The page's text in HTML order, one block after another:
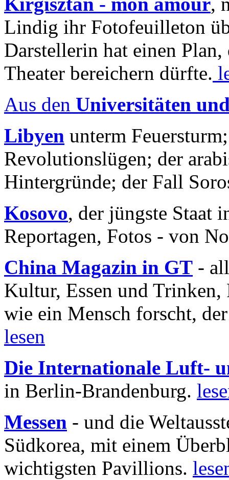
Lindig ihr Fotofeuilleton
Darstellerin hat einen Plan,
Theater bereichern dürfte.
Aus den Universitäten
Libyen unterm
Revolutionslügen; der
Hintergründe; der Fall
Kosovo, der jüngste Staat
Reportagen, Fotos - von
China Magazin in GT -
Kultur, Essen und
wie ein Mensch forscht,
lesen
Die Internationale Luft-
in Berlin-Brandenburg.
Messen - und die
Südkorea, mit einem
wichtigsten Pavillions.